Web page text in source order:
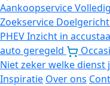
Aankoopservice
Zoekservice
PHEVInzicht in
auto geregeld
Niet zeker welke dienst
Inspiratie Over ons